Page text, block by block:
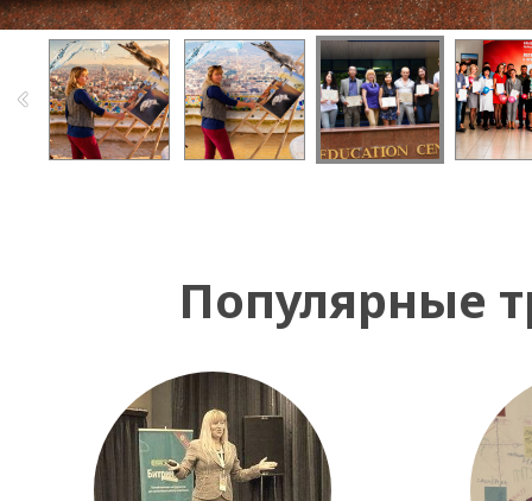
Популярные